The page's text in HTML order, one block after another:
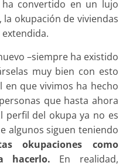
convertido en un lujo
la okupación de viviendas
extendida.
–siempre ha existido
muy bien con esto
en que vivimos ha hecho
que hasta ahora
perfil del okupa ya no es
algunos siguen teniendo
okupaciones como
hacerlo. En realidad,